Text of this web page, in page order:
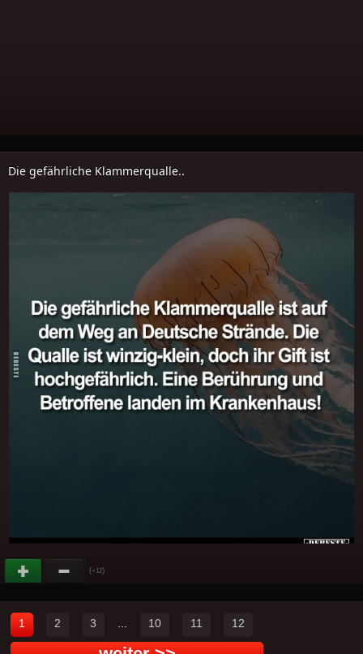
Die gefährliche Klammerqualle..
(+12)
1 2 3 ... 10 11 12